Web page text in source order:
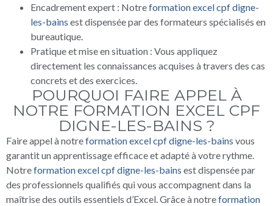
Encadrement expert : Notreformation excel cpf digne-
les-bains est dispensée par des formateurs spécialisés en
bureautique.
Pratique et mise en situation : Vous appliquez
directement les connaissances acquises à travers des cas
concrets et des exercices.
POURQUOI FAIRE APPEL À
NOTRE FORMATION EXCEL CPF
DIGNE-LES-BAINS ?
Faire appel à notreformation excel cpf digne-les-bains vous
garantit un apprentissage efficace et adapté à votre rythme.
Notreformation excel cpf digne-les-bains est dispensée par
des professionnels qualifiés qui vous accompagnent dans la
maîtrise des outils essentiels d’Excel. Grâce à notreformation